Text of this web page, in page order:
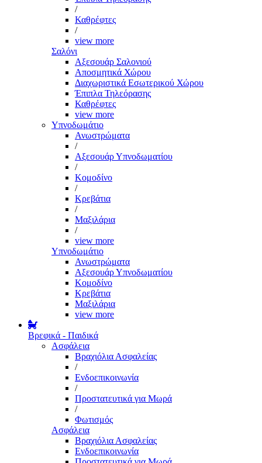
/
Καθρέφτες
/
view more
Σαλόνι
Αξεσουάρ Σαλονιού
Αποσμητικά Χώρου
Διαχωριστικά Εσωτερικού Χώρου
Έπιπλα Τηλεόρασης
Καθρέφτες
view more
Υπνοδωμάτιο
Ανωστρώματα
/
Αξεσουάρ Υπνοδωματίου
/
Κομοδίνο
/
Κρεβάτια
/
Μαξιλάρια
/
view more
Υπνοδωμάτιο
Ανωστρώματα
Αξεσουάρ Υπνοδωματίου
Κομοδίνο
Κρεβάτια
Μαξιλάρια
view more
Βρεφικά - Παιδικά
Ασφάλεια
Βραχιόλια Ασφαλείας
/
Ενδοεπικοινωνία
/
Προστατευτικά για Μωρά
/
Φωτισμός
Ασφάλεια
Βραχιόλια Ασφαλείας
Ενδοεπικοινωνία